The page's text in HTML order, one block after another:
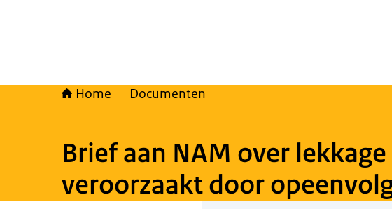
Home Documenten
Brief aan NAM over
veroorzaakt door